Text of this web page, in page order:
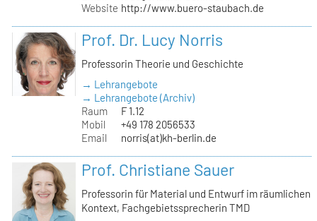
Website http://www.buero-staubach.de
Prof. Dr. Lucy Norris
Professorin Theorie und Geschichte
→ Lehrangebote
→ Lehrangebote (Archiv)
Raum
F 1.12
Mobil
+49 178 2056533
Email
norris(at)kh-berlin.de
Prof. Christiane Sauer
Professorin für Material und Entwurf im räumlichen
Kontext, Fachgebietssprecherin TMD